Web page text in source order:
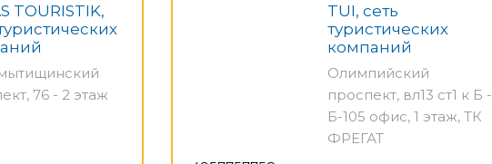
TOURISTIK,
76 - 2 этаж
TUI, сеть
туристических
компаний
Олимпийский
проспект, вл13 ст1 к Б -
Б-105 офис, 1 этаж, ТК
ФРЕГАТ